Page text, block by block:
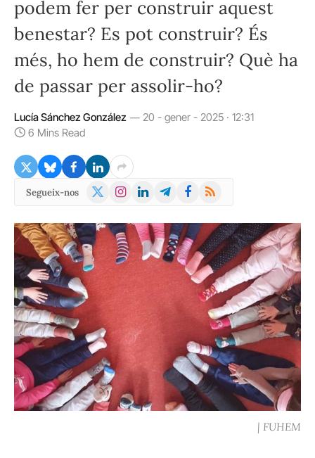
podem fer per construir aquest
benestar? Es pot construir? És
més, ho hem de construir? Què ha
de passar per assolir-ho?
Lucía Sánchez González
20 - gener - 2025 · 12:31
6 Mins Read
Segueix-nos
X
Instagram
LinkedInTelegramFacebook
RSS
| FUHEM